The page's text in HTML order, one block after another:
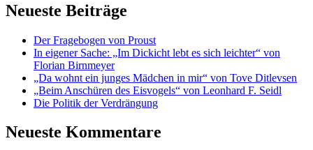
Neueste Beiträge
Der Fragebogen von Proust
In eigener Sache: „Im Dickicht lebt es sich leichter“ von
Florian Birnmeyer
„Da wohnt ein junges Mädchen in mir“ von Tove Ditlevsen
„Beim Anschüren des Eisvogels“ von Leonhard F. Seidl
Die Politik der Verdrängung
Neueste Kommentare